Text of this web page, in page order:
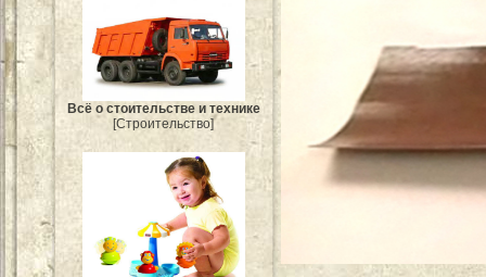
Всё о стоительстве и технике
[Строительство]